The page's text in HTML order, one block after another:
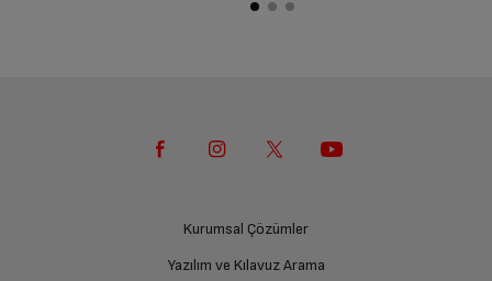
Kurumsal Çözümler
Yazılım ve Kılavuz Arama